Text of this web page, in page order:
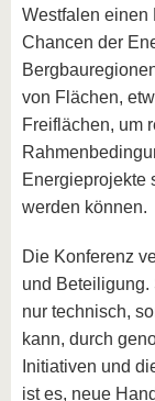
Westfalen einen
Chancen der
von Flächen,
Freiflächen, um
Energieprojekte
werden können.
Die Konferenz
und
nur technisch,
kann, durch
Initiativen und
ist es, neue